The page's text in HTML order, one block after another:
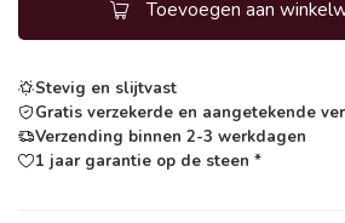
Toevoegen aan
Stevig en slijtvast
Gratis verzekerde en aangetekende
Verzending binnen 2-3 werkdagen
1 jaar garantie op de steen *